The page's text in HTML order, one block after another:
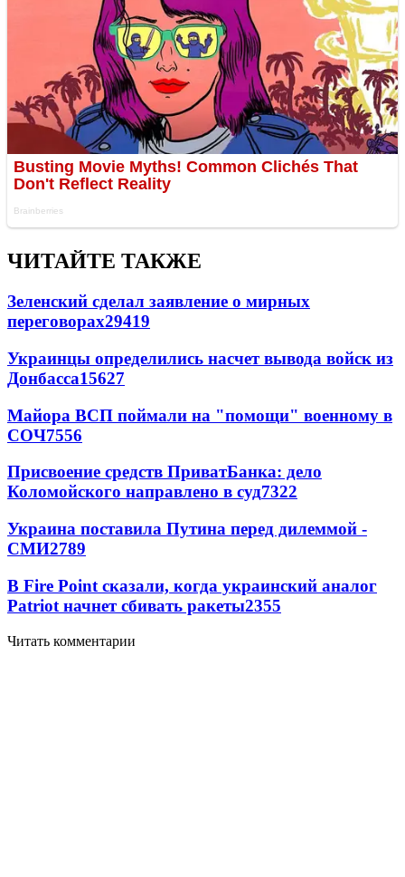
ЧИТАЙТЕ ТАКЖЕ
Зеленский сделал заявление о мирных
переговорах29419
Украинцы определились насчет вывода войск из
Донбасса15627
Майора ВСП поймали на "помощи" военному в
СОЧ7556
Присвоение средств ПриватБанка: дело
Коломойского направлено в суд7322
Украина поставила Путина перед дилеммой -
СМИ2789
В Fire Point сказали, когда украинский аналог
Patriot начнет сбивать ракеты2355
Читать комментарии